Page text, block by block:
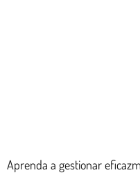
Aprenda a gestionar